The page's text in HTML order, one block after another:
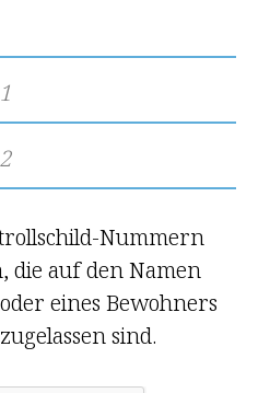
Nummern
die auf den Namen
eines Bewoh­ners
sind.